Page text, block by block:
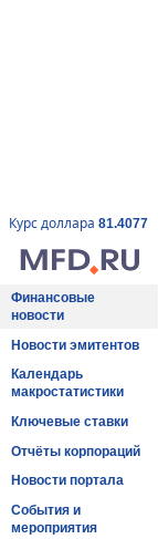
Курс доллара 81.4077
Финансовые
новости
Новости эмитентов
Календарь
макростатистики
Ключевые ставки
Отчёты корпораций
Новости портала
События и
мероприятия